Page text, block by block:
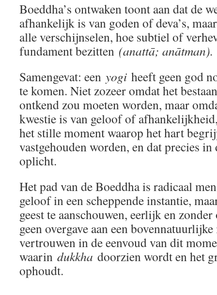
Boeddha’s ontwaken toont aan dat de
afhankelijk is van goden of deva’s,
alle verschijnselen, hoe subtiel of
fundament bezitten (anattā; anātman).
Samengevat: een yogi heeft geen god
te komen. Niet zozeer omdat het
ontkend zou moeten worden, maar
kwestie is van geloof of
het stille moment waarop het hart
vastgehouden worden, en dat precies
oplicht.
Het pad van de Boeddha is radicaal
geloof in een scheppende instantie,
geest te aanschouwen, eerlijk en
geen overgave aan een
vertrouwen in de eenvoud van dit
waarin dukkha doorzien wordt en het
ophoudt.